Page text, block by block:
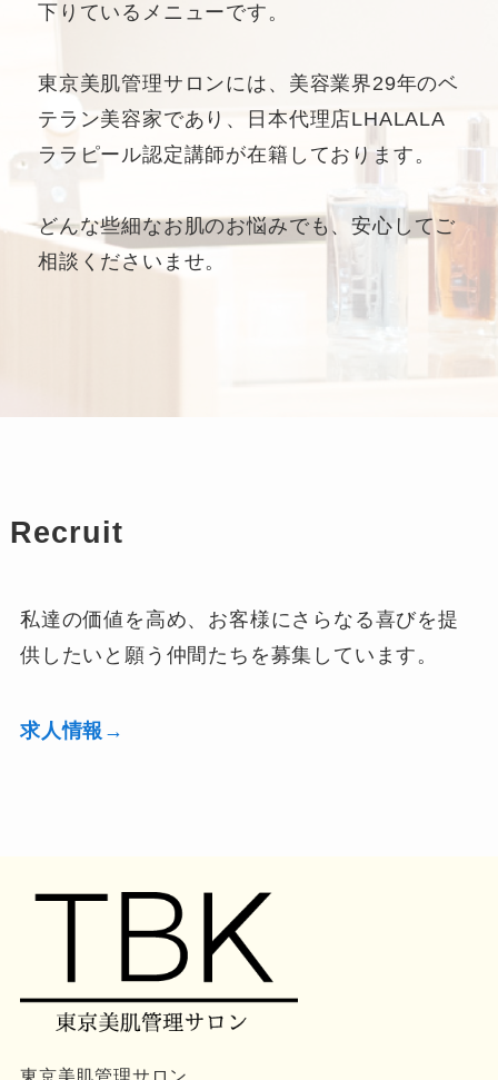
下りているメニューです。
東京美肌管理サロンには、美容業界29年のベ
テラン美容家であり、日本代理店LHALALA
ララピール認定講師が在籍しております。
どんな些細なお肌のお悩みでも、安心してご
相談くださいませ。
Recruit
私達の価値を高め、お客様にさらなる喜びを提
供したいと願う仲間たちを募集しています。
求人情報→
東京美肌管理サロン